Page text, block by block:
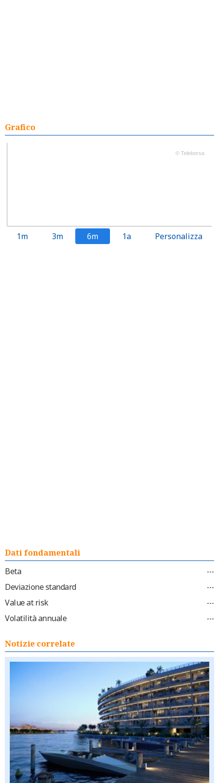
Grafico
© Teleborsa
1m 3m 6m 1a Personalizza
Dati fondamentali
Beta
---
Deviazione standard ---
Value at risk ---
Volatilità annuale ---
Notizie correlate